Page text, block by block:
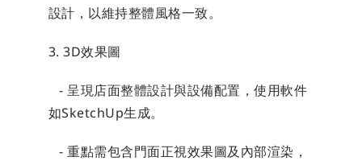
設計，以維持整體風格一致。
3. 3D效果圖
- 呈現店面整體設計與設備配置，使用軟件
如SketchUp生成。
- 重點需包含門面正視效果圖及內部渲染，